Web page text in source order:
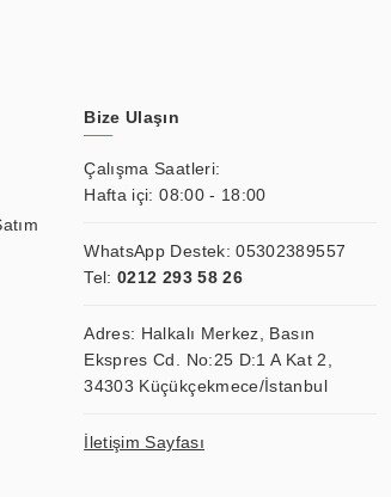
Bize Ulaşın
Çalışma Saatleri:
Hafta içi: 08:00 - 18:00
WhatsApp Destek:05302389557
Tel: 0212 293 58 26
Adres: Halkalı Merkez, Basın
Ekspres Cd. No:25 D:1 A Kat 2,
34303 Küçükçekmece/İstanbul
İletişim Sayfası